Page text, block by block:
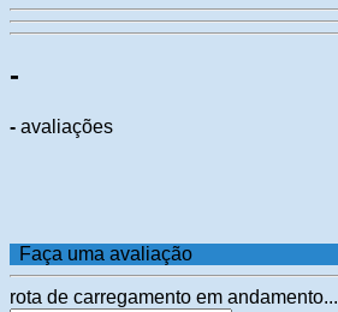
-
- avaliações
Faça uma avaliação
rota de carregamento em andamento...